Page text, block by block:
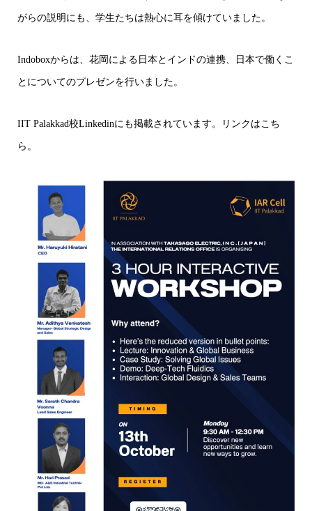
がらの説明にも、学生たちは熱心に耳を傾けていました。
Indoboxからは、花岡による日本とインドの連携、日本で働くこ
とについてのプレゼンを行いました。
IIT Palakkad校Linkedinにも掲載されています。 リンクはこち
ら 。